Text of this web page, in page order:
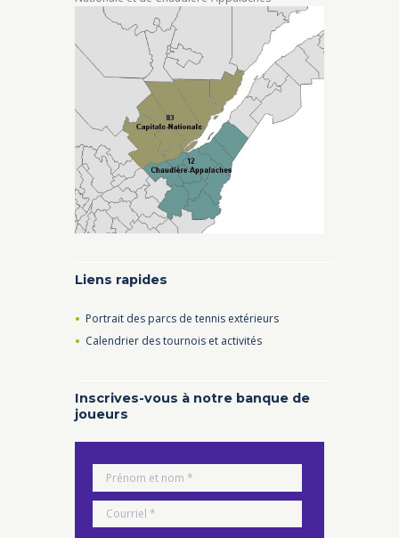
Liens rapides
Portrait des parcs de tennis extérieurs
Calendrier des tournois et activités
Inscrives-vous à notre banque de
joueurs